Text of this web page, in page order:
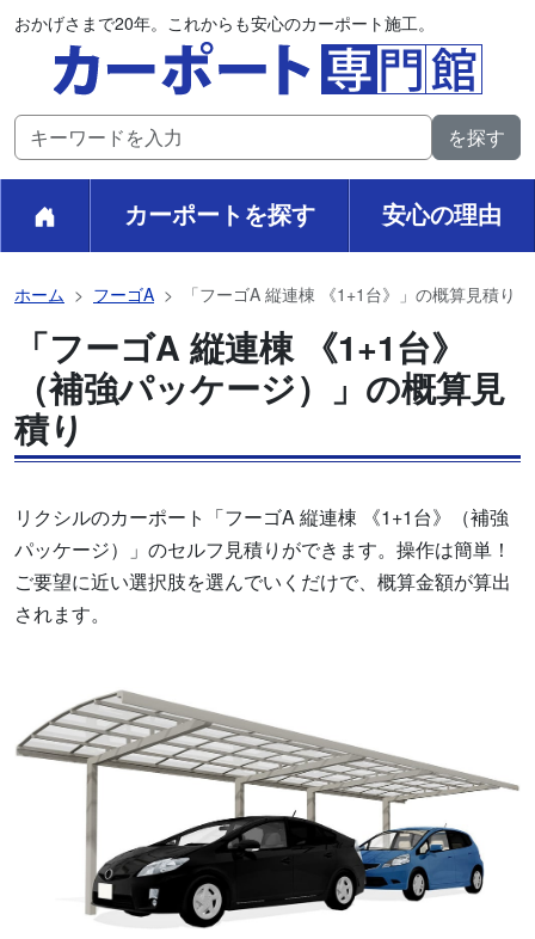
おかげさまで20年。これからも安心のカーポート施工。
カーポートを探す 安心の理由
ホーム フーゴA 「フーゴA 縦連棟 《1+1台》」の概算見積り
「フーゴA 縦連棟 《1+1台》
（補強パッケージ）」の概算見
積り
リクシルのカーポート「フーゴA 縦連棟 《1+1台》（補強
パッケージ）」のセルフ見積りができます。操作は簡単！
ご要望に近い選択肢を選んでいくだけで、概算金額が算出
されます。